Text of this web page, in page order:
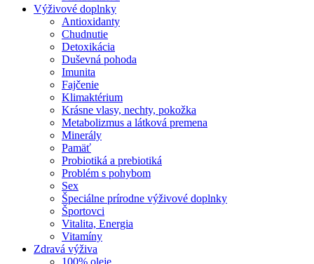
Výživové doplnky
Antioxidanty
Chudnutie
Detoxikácia
Duševná pohoda
Imunita
Fajčenie
Klimaktérium
Krásne vlasy, nechty, pokožka
Metabolizmus a látková premena
Minerály
Pamäť
Probiotiká a prebiotiká
Problém s pohybom
Sex
Špeciálne prírodne výživové doplnky
Športovci
Vitalita, Energia
Vitamíny
Zdravá výživa
100% oleje